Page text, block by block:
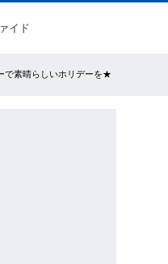
イド
で素晴らしいホリデーを★